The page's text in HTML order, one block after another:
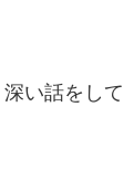
い話をして